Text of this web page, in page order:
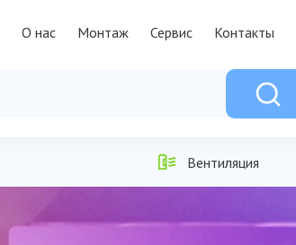
О нас Монтаж Сервис Контакты
Вентиляция